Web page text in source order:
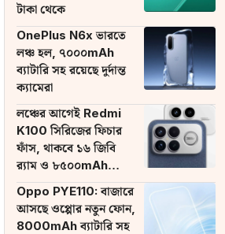
টাকা থেকে
OnePlus N6x ভারতে
লঞ্চ হল, ৭০০০mAh
ব্যাটারি সহ রয়েছে দুর্দান্ত
ক্যামেরা
লঞ্চের আগেই Redmi
K100 সিরিজের ফিচার
ফাঁস, থাকবে ১৬ জিবি
র‌্যাম ও ৮৫০০mAh
ব্যাটারি
Oppo PYE110: বাজারে
আসছে ওপ্পোর নতুন ফোন,
8000mAh ব্যাটারি সহ